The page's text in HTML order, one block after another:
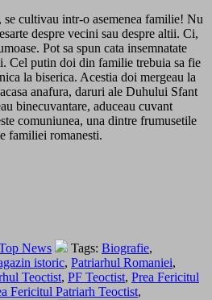
cultivau intr-o asemenea familie! Nu
despre vecini sau despre altii. Ci,
Pot sa spun cata insemnatate
Cel putin doi din familie trebuia sa fie
la biserica. Acestia doi mergeau la
anafura, daruri ale Duhului Sfant
binecuvantare, aduceau cuvant
comuniunea, una dintre frumusetile
familiei romanesti.
News Tags: Biografie,
istoric, Patriarhul Romaniei,
Teoctist, PF Teoctist, Prea Fericitul
Fericitul Patriarh Teoctist,